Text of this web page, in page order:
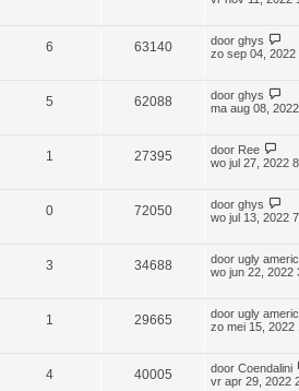
6 63140 door ghys
zo sep 04, 2022
5 62088 door ghys
ma aug 08,
1 27395 door Ree
wo jul 27, 2022
0 72050 door ghys
wo jul 13, 2022
3 34688 door ugly
wo jun 22, 2022
1 29665 door ugly
zo mei 15, 2022
4 40005 door Coendalini
vr apr 29, 2022